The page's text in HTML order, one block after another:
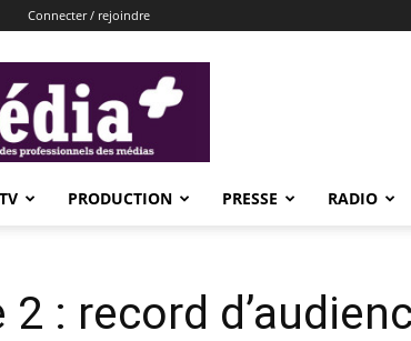
Connecter / rejoindre
TV PRODUCTION PRESSE RADIO
2 : record